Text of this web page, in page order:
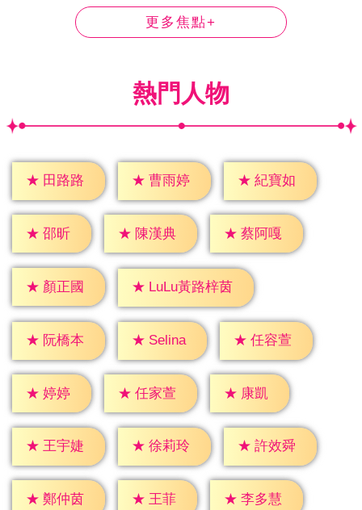
更多焦點+
熱門人物
★ 田路路 ★ 曹雨婷 ★ 紀寶如
★ 邵昕 ★ 陳漢典 ★ 蔡阿嘎
★ 顏正國 ★ LuLu黃路梓茵
★ 阮橋本 ★ Selina ★ 任容萱
★ 婷婷 ★ 任家萱 ★ 康凱
★ 王宇婕 ★ 徐莉玲 ★ 許效舜
★ 鄭仲茵 ★ 王菲 ★ 李多慧